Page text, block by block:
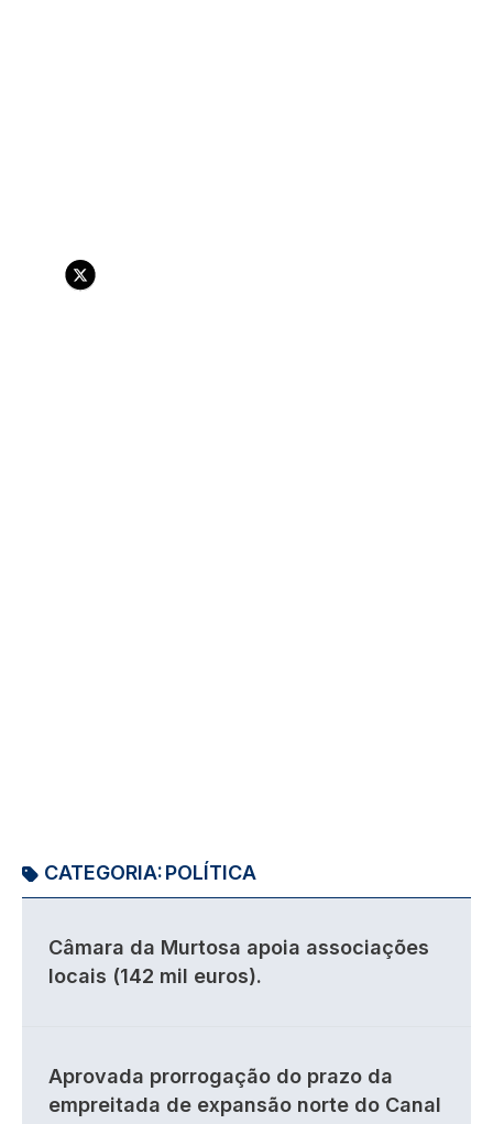
CATEGORIA:POLÍTICA
Câmara da Murtosa apoia associações
locais (142 mil euros).
Aprovada prorrogação do prazo da
empreitada de expansão norte do Canal